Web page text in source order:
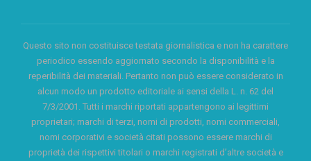
Questo sito non costituisce testata giornalistica e non ha carattere
periodico essendo aggiornato secondo la disponibilità e la
reperibilità dei materiali. Pertanto non può essere considerato in
alcun modo un prodotto editoriale ai sensi della L. n. 62 del
7/3/2001. Tutti i marchi riportati appartengono ai legittimi
proprietari; marchi di terzi, nomi di prodotti, nomi commerciali,
nomi corporativi e società citati possono essere marchi di
proprietà dei rispettivi titolari o marchi registrati d’altre società e